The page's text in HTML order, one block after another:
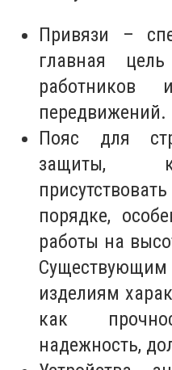
Привязи –
главная
работников
передвижений.
Пояс для
защиты,
порядке,
работы на
изделиям
как
надежность,